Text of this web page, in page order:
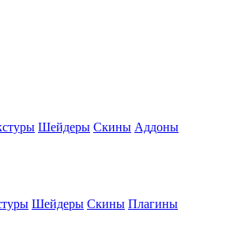
Шейдеры Скины Аддоны
Шейдеры Скины Плагины